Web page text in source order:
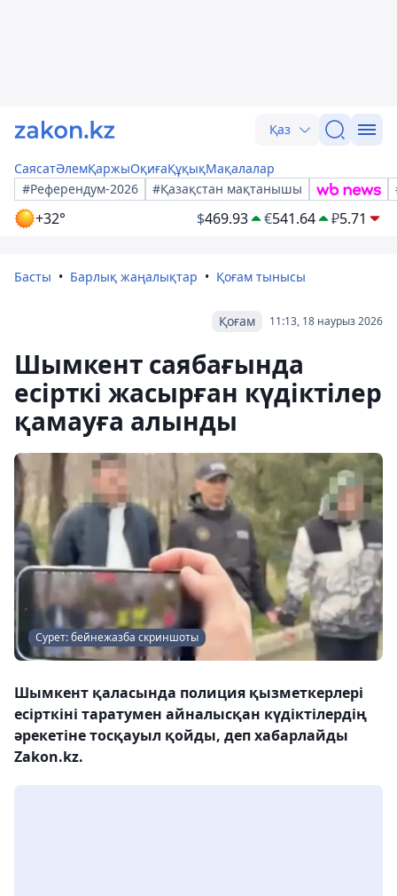
Қаз
СаясатӘлемҚаржыОқиғаҚұқықМақалалар
#Референдум-2026
#Қазақстан мақтанышы
+32° $469.93 €541.64 ₽5.71
Басты Барлық жаңалықтар Қоғам тынысы
11:13, 18 наурыз 2026
Қоғам
Шымкент саябағында
есірткі жасырған күдіктілер
қамауға алынды
Сурет: бейнежазба скриншоты
Шымкент қаласында полиция қызметкерлері
есірткіні таратумен айналысқан күдіктілердің
әрекетіне тосқауыл қойды, деп хабарлайды
Zakon.kz.